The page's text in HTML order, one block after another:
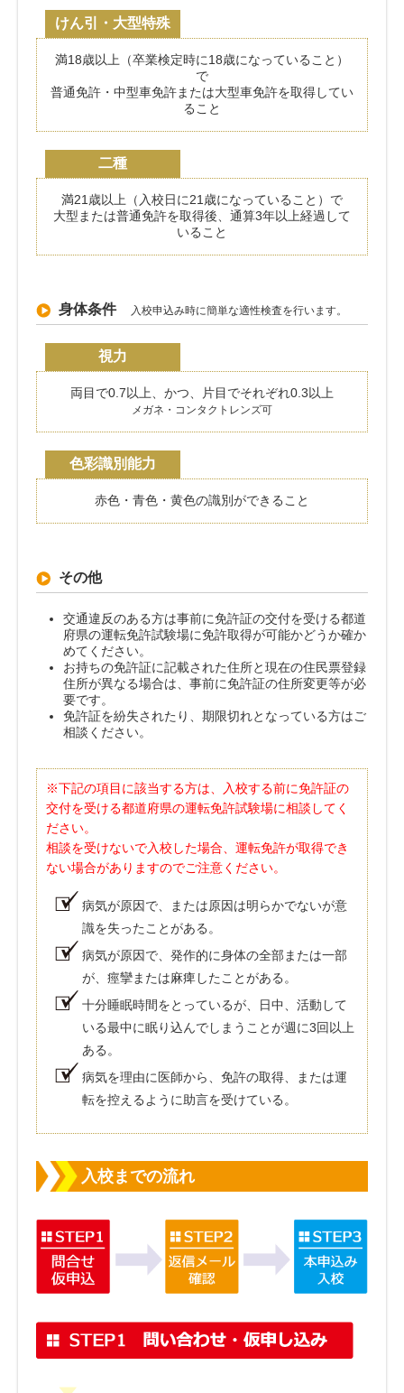
けん引・大型特殊
満18歳以上（卒業検定時に18歳になっていること）
で
普通免許・中型車免許または大型車免許を取得してい
ること
二種
満21歳以上（入校日に21歳になっていること）で
大型または普通免許を取得後、通算3年以上経過して
いること
身体条件 入校申込み時に簡単な適性検査を行います。
視力
両目で0.7以上、かつ、片目でそれぞれ0.3以上
メガネ・コンタクトレンズ可
色彩識別能力
赤色・青色・黄色の識別ができること
その他
交通違反のある方は事前に免許証の交付を受ける都道
府県の運転免許試験場に免許取得が可能かどうか確か
めてください。
お持ちの免許証に記載された住所と現在の住民票登録
住所が異なる場合は、事前に免許証の住所変更等が必
要です。
免許証を紛失されたり、期限切れとなっている方はご
相談ください。
※下記の項目に該当する方は、入校する前に免許証の
交付を受ける都道府県の運転免許試験場に相談してく
ださい。
相談を受けないで入校した場合、運転免許が取得でき
ない場合がありますのでご注意ください。
病気が原因で、または原因は明らかでないが意
識を失ったことがある。
病気が原因で、発作的に身体の全部または一部
が、痙攣または麻痺したことがある。
十分睡眠時間をとっているが、日中、活動して
いる最中に眠り込んでしまうことが週に3回以上
ある。
病気を理由に医師から、免許の取得、または運
転を控えるように助言を受けている。
入校までの流れ